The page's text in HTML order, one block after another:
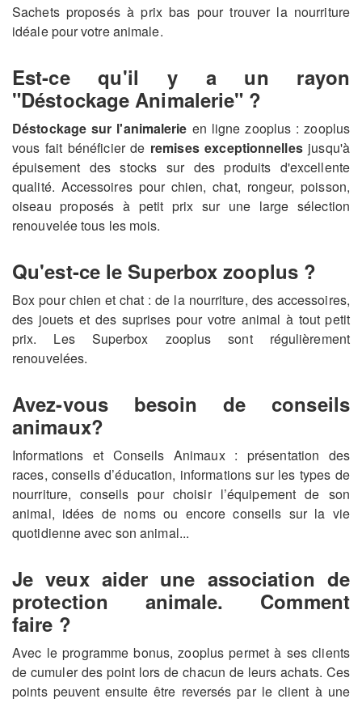
Sachets proposés à prix bas pour trouver la nourriture
idéale pour votre animale.
Est-ce qu'il y a un rayon
"Déstockage Animalerie" ?
Déstockage sur l'animalerie en ligne zooplus : zooplus
vous fait bénéficier de remises exceptionnellesjusqu'à
épuisement des stocks sur des produits d'excellente
qualité. Accessoires pour chien, chat, rongeur, poisson,
oiseau proposés à petit prix sur une large sélection
renouvelée tous les mois.
Qu'est-ce le Superbox zooplus ?
Box pour chien et chat : de la nourriture, des accessoires,
des jouets et des suprises pour votre animal à tout petit
prix. Les Superbox zooplus sont régulièrement
renouvelées.
Avez-vous besoin de conseils
animaux?
Informations et Conseils Animaux : présentation des
races, conseils d’éducation, informations sur les types de
nourriture, conseils pour choisir l’équipement de son
animal, idées de noms ou encore conseils sur la vie
quotidienne avec son animal...
Je veux aider une association de
protection animale. Comment
faire ?
Avec le programme bonus, zooplus permet à ses clients
de cumuler des point lors de chacun de leurs achats. Ces
points peuvent ensuite être reversés par le client à une